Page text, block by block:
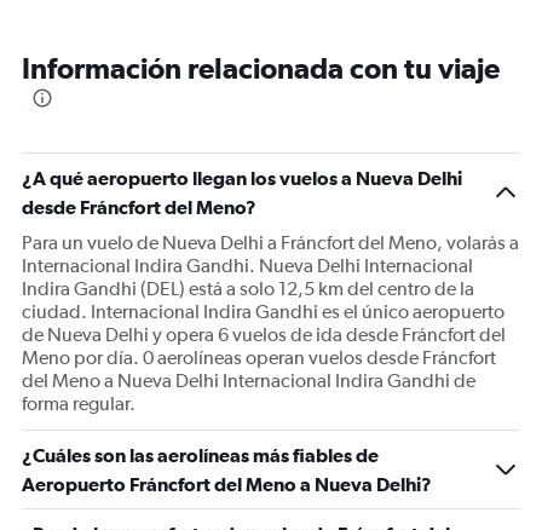
categories.
The
Y
axis
displaying
Number
of
flights.
Range:
0
to
45.
Información relacionada con tu viaje
¿A qué aeropuerto llegan los vuelos a Nueva Delhi
desde Fráncfort del Meno?
Para un vuelo de Nueva Delhi a Fráncfort del Meno, volarás a
Internacional Indira Gandhi. Nueva Delhi Internacional
Indira Gandhi (DEL) está a solo 12,5 km del centro de la
ciudad. Internacional Indira Gandhi es el único aeropuerto
de Nueva Delhi y opera 6 vuelos de ida desde Fráncfort del
Meno por día. 0 aerolíneas operan vuelos desde Fráncfort
del Meno a Nueva Delhi Internacional Indira Gandhi de
forma regular.
¿Cuáles son las aerolíneas más fiables de
Aeropuerto Fráncfort del Meno a Nueva Delhi?